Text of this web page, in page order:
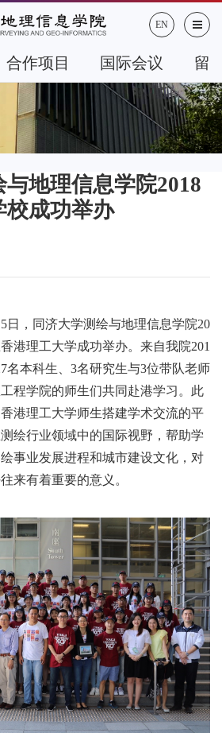
EN
合作项目 国际会议 留
与地理信息学院2018
校成功举办
日，同济大学测绘与地理信息学院20
港理工大学成功举办。来自我院201
名本科生、3名研究生与3位带队老师
程学院的师生们共同赴港学习。此
港理工大学师生搭建学术交流的平
绘行业领域中的国际视野，帮助学
事业发展进程和城市建设文化，对
来有着重要的意义。